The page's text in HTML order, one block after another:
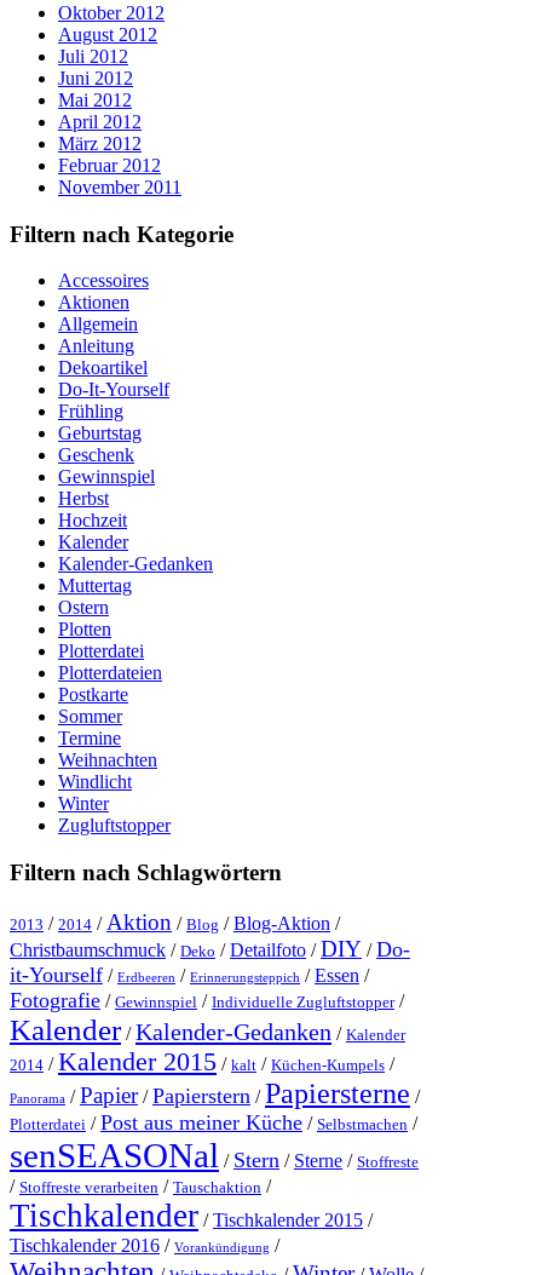
Oktober 2012
August 2012
Juli 2012
Juni 2012
Mai 2012
April 2012
März 2012
Februar 2012
November 2011
Filtern nach Kategorie
Accessoires
Aktionen
Allgemein
Anleitung
Dekoartikel
Do-It-Yourself
Frühling
Geburtstag
Geschenk
Gewinnspiel
Herbst
Hochzeit
Kalender
Kalender-Gedanken
Muttertag
Ostern
Plotten
Plotterdatei
Plotterdateien
Postkarte
Sommer
Termine
Weihnachten
Windlicht
Winter
Zugluftstopper
Filtern nach Schlagwörtern
2013 / 2014 / Aktion / Blog /Blog-Aktion /
Christbaumschmuck / Deko /Detailfoto /DIY /Do-
it-Yourself / Erdbeeren / Erinnerungsteppich /Essen /
Fotografie / Gewinnspiel / Individuelle Zugluftstopper/
Kalender/Kalender-Gedanken / Kalender
2014 /Kalender 2015 / kalt / Küchen-Kumpels /
Panorama /Papier/Papierstern /Papiersterne /
Plotterdatei /Post aus meiner Küche / Selbstmachen /
senSEASONal / Stern / Sterne / Stoffreste
/ Stoffreste verarbeiten / Tauschaktion /
Tischkalender /Tischkalender 2015 /
Tischkalender 2016 / Vorankündigung /